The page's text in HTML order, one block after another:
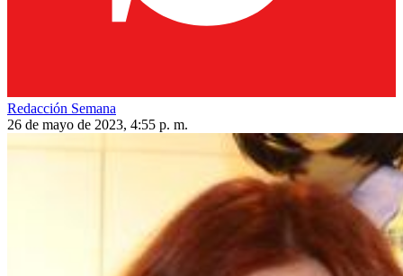
Redacción Semana
26 de mayo de 2023, 4:55 p. m.